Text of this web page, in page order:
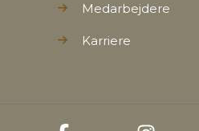
Medarbejdere
Karriere